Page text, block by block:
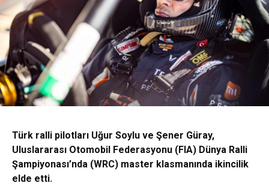
Türk ralli pilotları Uğur Soylu ve Şener Güray,
Uluslararası Otomobil Federasyonu (FIA) Dünya Ralli
Şampiyonası’nda (WRC) master klasmanında ikincilik
elde etti.